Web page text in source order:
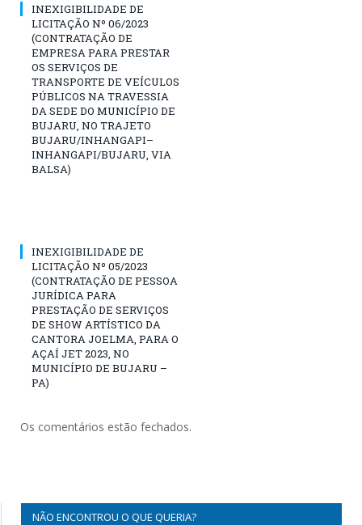
INEXIGIBILIDADE DE
LICITAÇÃO Nº 06/2023
(CONTRATAÇÃO DE
EMPRESA PARA PRESTAR
OS SERVIÇOS DE
TRANSPORTE DE VEÍCULOS
PÚBLICOS NA TRAVESSIA
DA SEDE DO MUNICÍPIO DE
BUJARU, NO TRAJETO
BUJARU/INHANGAPI–
INHANGAPI/BUJARU, VIA
BALSA)
INEXIGIBILIDADE DE
LICITAÇÃO Nº 05/2023
(CONTRATAÇÃO DE PESSOA
JURÍDICA PARA
PRESTAÇÃO DE SERVIÇOS
DE SHOW ARTÍSTICO DA
CANTORA JOELMA, PARA O
AÇAÍ JET 2023, NO
MUNICÍPIO DE BUJARU –
PA)
Os comentários estão fechados.
NÃO ENCONTROU O QUE QUERIA?